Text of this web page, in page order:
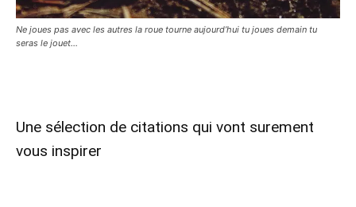
Ne joues pas avec les autres la roue tourne aujourd’hui tu joues demain tu
seras le jouet…
Une sélection de citations qui vont surement
vous inspirer